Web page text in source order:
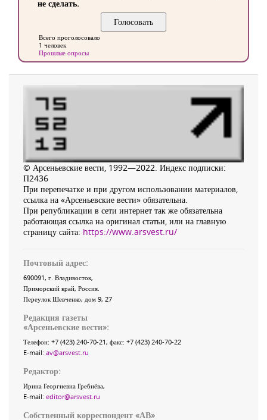
не сделать.
Всего проголосовало
1 человек
Прошлые опросы
© Арсеньевские вести, 1992—2022. Индекс подписки:
П2436
При перепечатке и при другом использовании материалов,
ссылка на «Арсеньевские вести» обязательна.
При републикации в сети интернет так же обязательна
работающая ссылка на оригинал статьи, или на главную
страницу сайта: https://www.arsvest.ru/
Почтовый адрес:
690091, г. Владивосток,
Приморский край, Россия.
Переулок Шевченко, дом 9, 27
Редакция газеты
«Арсеньевские вести»:
Телефон: +7 (423) 240-70-21, факс: +7 (423) 240-70-22
E-mail: av@arsvest.ru
Редактор:
Ирина Георгиевна Гребнёва,
E-mail: editor@arsvest.ru
Собственный корреспондент «АВ»